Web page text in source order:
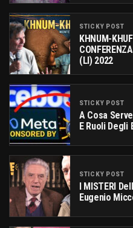
STICKY POST
KHNUM-
(LI) 2022
STICKY POST
A Cosa
E Ruoli Degli
STICKY POST
I MISTERI
Eugenio